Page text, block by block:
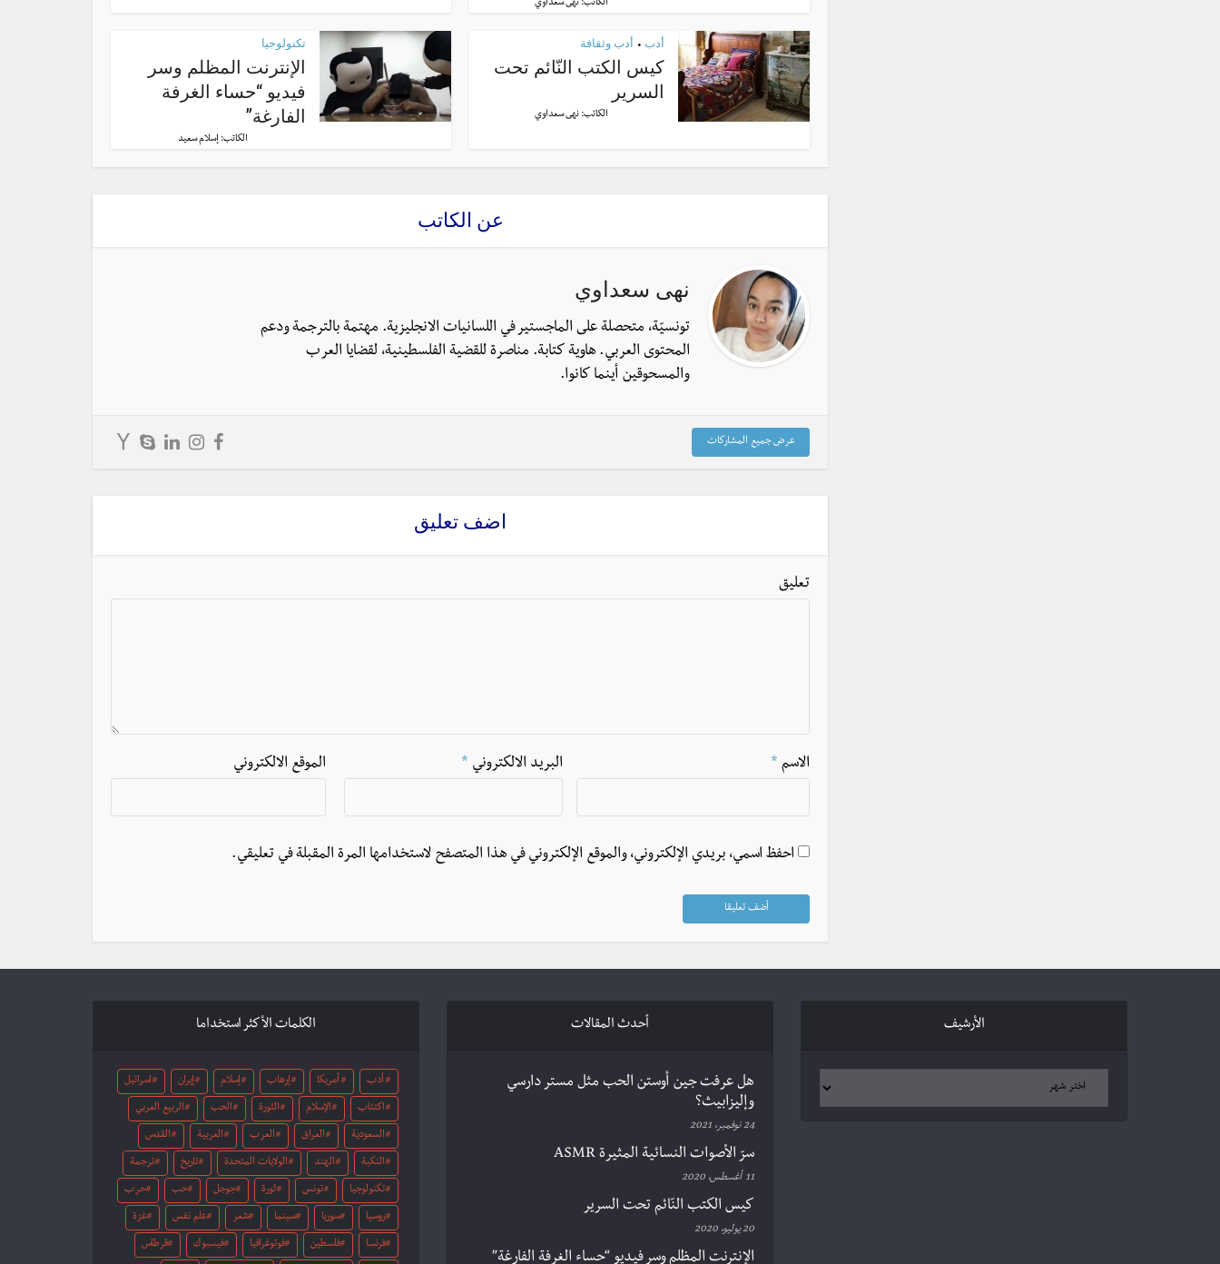
الكاتب: نهى سعداوي
أدب • أدب وثقافة
كيس الكتب النّائم تحت
السرير
الكاتب: نهى سعداوي
تكنولوجيا
الإنترنت المظلم وسر
فيديو “حساء الغرفة
الفارغة”
الكاتب: إسلام سعيد
عن الكاتب
نهى سعداوي
تونسيّة، متحصلة على الماجستير في اللسانيات الانجليزية. مهتمة بالترجمة ودعم
المحتوى العربي. هاوية كتابة. مناصرة للقضية الفلسطينية، لقضايا العرب
والمسحوقين أينما كانوا.
عرض جميع المشاركات
اضف تعليق
تعليق
الاسم * البريد الالكتروني * الموقع الالكتروني
احفظ اسمي، بريدي الإلكتروني، والموقع الإلكتروني في هذا المتصفح لاستخدامها المرة المقبلة في تعليقي.
الكلمات الأكثر استخداما
أدب أمريكا إرهاب إسلام إيران اسرائيل
اكتئاب الإسلام الثورة الحب الربيع العربي
السعودية العراق العرب العربية القدس
النكبة الهند الولايات المتحدة تاريخ ترجمة
تكنولوجيا تونس ثورة جوجل حب حرب
روسيا سوريا سينما شعر علم نفس غزة
فرنسا فلسطين فوتوغرافيا فيسبوك قرطاس
أحدث المقالات
هل عرفت جين أوستن الحب مثل مستر دارسي
وإليزابيث؟
24 نوفمبر، 2021
سرّ الأصوات النسائية المثيرة ASMR
11 أغسطس، 2020
كيس الكتب النّائم تحت السرير
20 يوليو، 2020
الإنترنت المظلم وسر فيديو “حساء الغرفة الفارغة”
الأرشيف